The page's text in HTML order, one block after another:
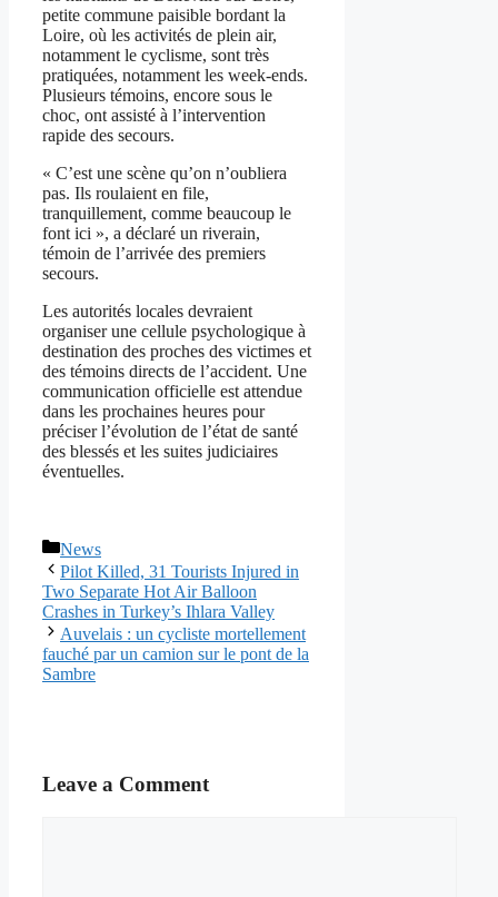
petite commune paisible bordant la
Loire, où les activités de plein air,
notamment le cyclisme, sont très
pratiquées, notamment les week-ends.
Plusieurs témoins, encore sous le
choc, ont assisté à l’intervention
rapide des secours.
« C’est une scène qu’on n’oubliera
pas. Ils roulaient en file,
tranquillement, comme beaucoup le
font ici », a déclaré un riverain,
témoin de l’arrivée des premiers
secours.
Les autorités locales devraient
organiser une cellule psychologique à
destination des proches des victimes et
des témoins directs de l’accident. Une
communication officielle est attendue
dans les prochaines heures pour
préciser l’évolution de l’état de santé
des blessés et les suites judiciaires
éventuelles.
Categories
News
Pilot Killed, 31 Tourists Injured in
Two Separate Hot Air Balloon
Crashes in Turkey’s Ihlara Valley
Auvelais : un cycliste mortellement
fauché par un camion sur le pont de la
Sambre
Leave a Comment